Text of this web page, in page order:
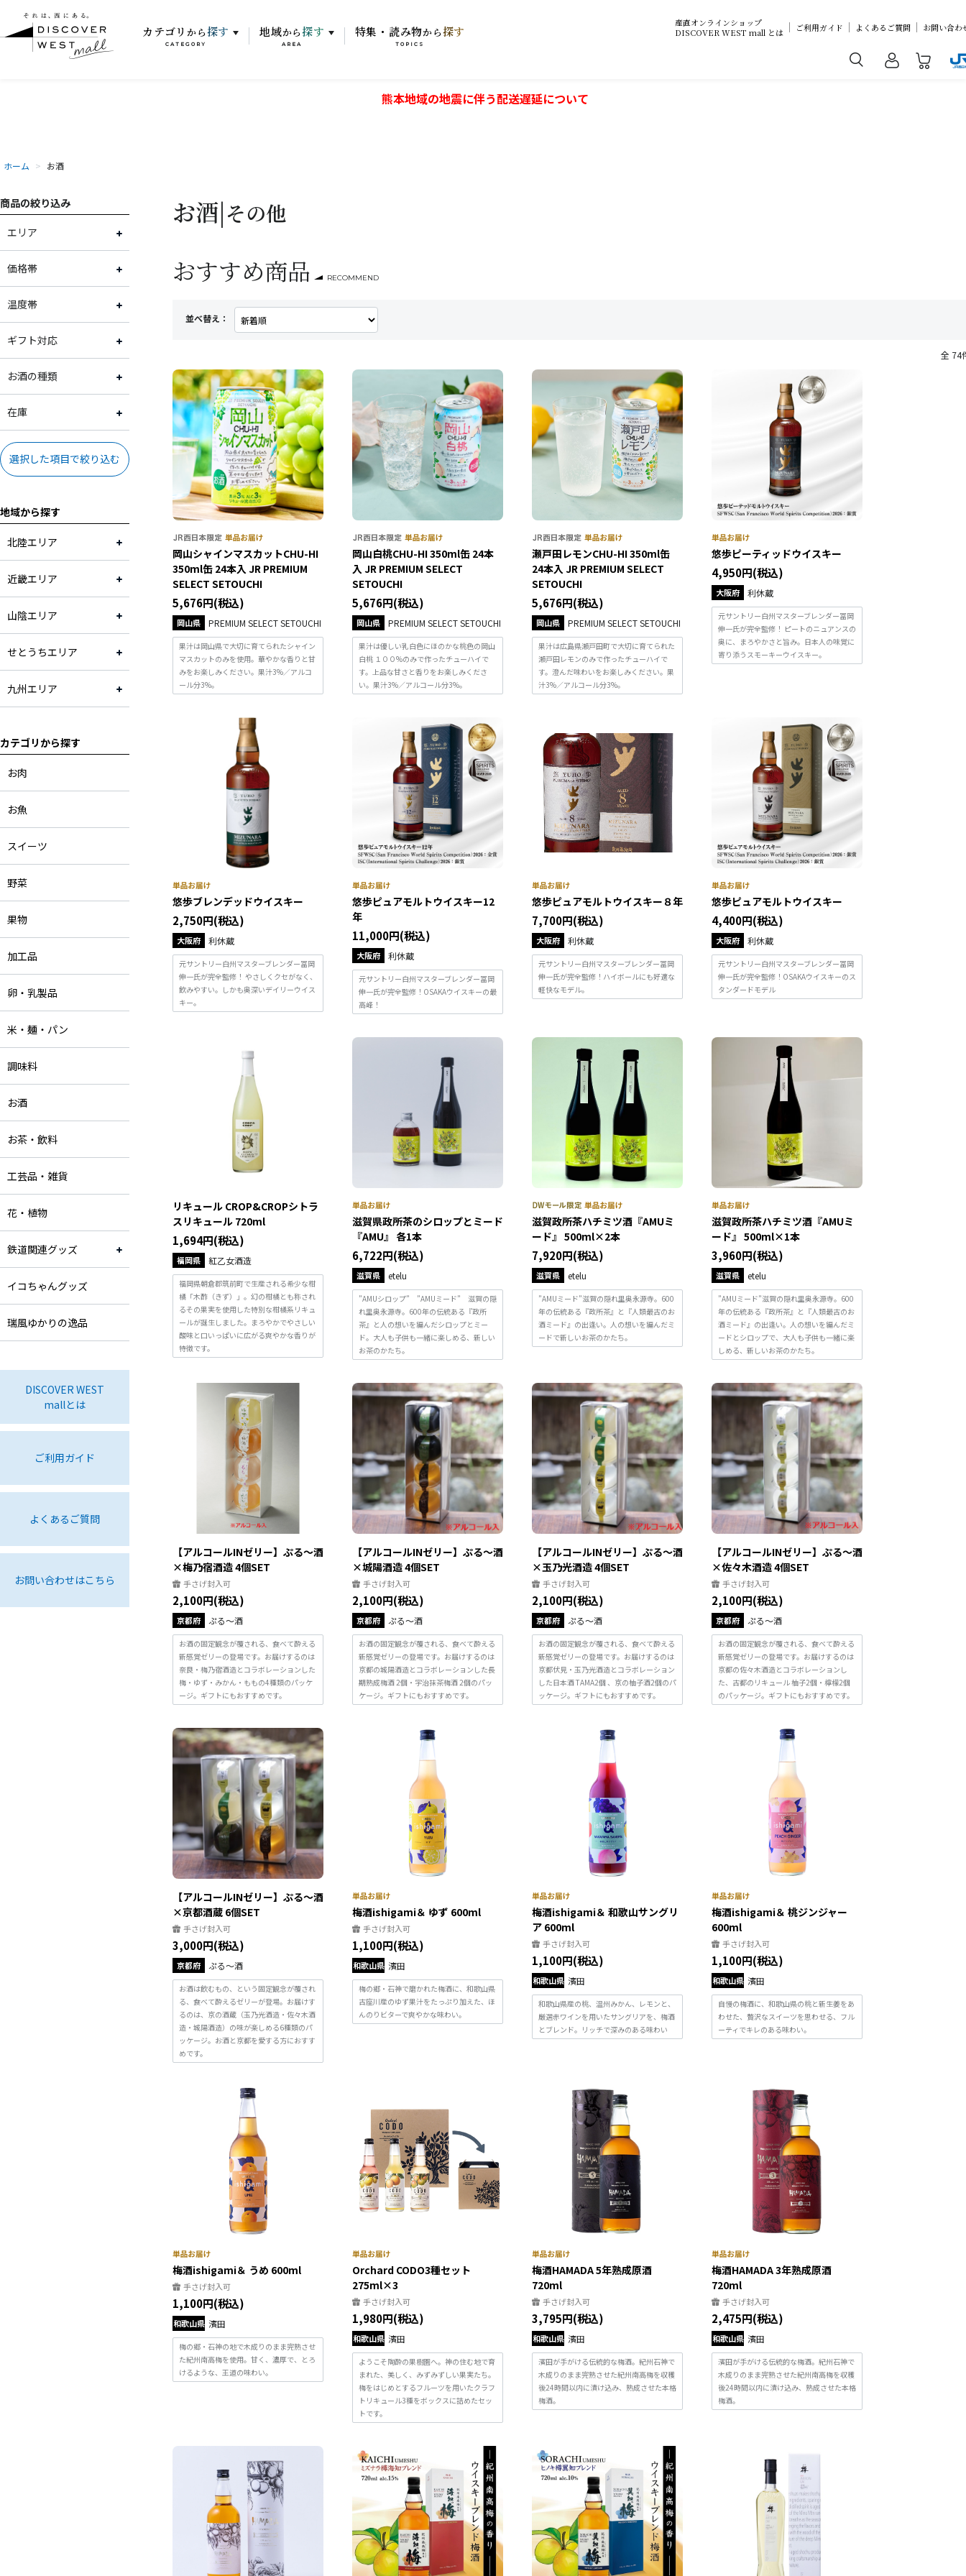
カテゴリ から 探す
CATEGORY
地域から 探す
AREA
特集・読み物から 探す
TOPICS
産直オンラインショップ
DISCOVER WEST mall とは
ご利用ガイド よくあるご質問 お問い合わ
熊本地域の地震に伴う配送遅延について
ホーム > お酒
商品の絞り込み
エリア
石川県
滋賀県
大阪府
和歌山県
鳥取県
岡山県
福岡県
価格帯
～2,000円
2,001円～3,000円
3,001円～4,000円
4,001円～5,000円
5,001円～10,000円
温度帯
常温
冷蔵
ギフト対応
ギフト対応可
ギフト対応不可
お酒の種類
日本酒
ビール
ワイン
在庫
在庫あり
選択した項目で絞り込む
地域から探す
北陸エリア
近畿エリア
山陰エリア
せとうちエリア
九州エリア
カテゴリから探す
お肉
お魚
スイーツ
野菜
果物
加工品
卵・乳製品
米・麺・パン
調味料
お酒
お茶・飲料
工芸品・雑貨
花・植物
鉄道関連グッズ
イコちゃんグッズ
瑞風ゆかりの逸品
DISCOVER WEST
mallとは
ご利用ガイド
よくあるご質問
お問い合わせはこちら
お酒|その他
おすすめ商品 RECOMMEND
並べ替え：
全 74
岡山シャインマスカットCHU-HI
350ml缶 24本入 JR PREMIUM
SELECT SETOUCHI
5,676円(税込)
岡山県 PREMIUM SELECT SETOUCHI
果汁は岡山県で大切に育てられたシャイン
マスカットのみを使用。華やかな香りと甘
みをお楽しみください。果汁3%／アルコ
ール分3%。
岡山白桃CHU-HI 350ml缶 24本
入 JR PREMIUM SELECT
SETOUCHI
5,676円(税込)
岡山県 PREMIUM SELECT SETOUCHI
果汁は優しい乳白色にほのかな桃色の岡山
白桃 １００%のみで作ったチューハイで
す。上品な甘さと香りをお楽しみくださ
い。果汁3%／アルコール分3%。
瀬戸田レモンCHU-HI 350ml缶
24本入 JR PREMIUM SELECT
SETOUCHI
5,676円(税込)
岡山県 PREMIUM SELECT SETOUCHI
果汁は広島県瀬戸田町で大切に育てられた
瀬戸田レモンのみで作ったチューハイで
す。澄んだ味わいをお楽しみください。果
汁3%／アルコール分3%。
悠歩ピーティッドウイスキー
4,950円(税込)
大阪府 利休蔵
元サントリー白州マスターブレンダー冨岡
伸一氏が完全監修！ ピートのニュアンスの
奥に、まろやかさと旨み。日本人の味覚に
寄り添うスモーキーウイスキー。
悠歩ブレンデッドウイスキー
2,750円(税込)
大阪府 利休蔵
元サントリー白州マスターブレンダー冨岡
伸一氏が完全監修！ やさしくクセがなく、
飲みやすい。しかも奥深いデイリーウイス
キー。
悠歩ピュアモルトウイスキー12
年
11,000円(税込)
大阪府 利休蔵
元サントリー白州マスターブレンダー冨岡
伸一氏が完全監修！OSAKAウイスキーの最
高峰！
悠歩ピュアモルトウイスキー８年
7,700円(税込)
大阪府 利休蔵
元サントリー白州マスターブレンダー冨岡
伸一氏が完全監修！ハイボールにも好適な
軽快なモデル。
悠歩ピュアモルトウイスキー
4,400円(税込)
大阪府 利休蔵
元サントリー白州マスターブレンダー冨岡
伸一氏が完全監修！OSAKAウイスキーのス
タンダードモデル
リキュール CROP&CROPシトラ
スリキュール 720ml
1,694円(税込)
福岡県 紅乙女酒造
福岡県朝倉郡筑前町で生産される希少な柑
橘「木酢（きず）」。幻の柑橘とも称され
るその果実を使用した特別な柑橘系リキュ
ールが誕生しました。まろやかでやさしい
酸味と口いっぱいに広がる爽やかな香りが
特徴です。
滋賀県政所茶のシロップとミード
『AMU』 各1本
6,722円(税込)
滋賀県 etelu
”AMUシロップ” ”AMUミード” 滋賀の隠
れ里奥永源寺。600年の伝統ある『政所
茶』と人の想いを編んだシロップとミー
ド。大人も子供も一緒に楽しめる、新しい
お茶のかたち。
滋賀政所茶ハチミツ酒『AMUミ
ード』 500ml×2本
7,920円(税込)
滋賀県 etelu
”AMUミード”滋賀の隠れ里奥永源寺。600
年の伝統ある『政所茶』と『人類最古のお
酒ミード』の出逢い。人の想いを編んだミ
ードで新しいお茶のかたち。
滋賀政所茶ハチミツ酒『AMUミ
ード』 500ml×1本
3,960円(税込)
滋賀県 etelu
”AMUミード”滋賀の隠れ里奥永源寺。600
年の伝統ある『政所茶』と『人類最古のお
酒ミード』の出逢い。人の想いを編んだミ
ードとシロップで、大人も子供も一緒に楽
しめる、新しいお茶のかたち。
【アルコールINゼリー】ぷる～酒
×梅乃宿酒造 4個SET
手さげ封入可
2,100円(税込)
京都府 ぷる～酒
お酒の固定観念が覆される、食べて酔える
新感覚ゼリーの登場です。お届けするのは
奈良・梅乃宿酒造とコラボレーションした
梅・ゆず・みかん・ももの4種類のパッケ
ージ。ギフトにもおすすめです。
【アルコールINゼリー】ぷる～酒
×城陽酒造 4個SET
手さげ封入可
2,100円(税込)
京都府 ぷる～酒
お酒の固定観念が覆される、食べて酔える
新感覚ゼリーの登場です。お届けするのは
京都の城陽酒造とコラボレーションした長
期熟成梅酒 2個・宇治抹茶梅酒 2個のパッ
ケージ。ギフトにもおすすめです。
【アルコールINゼリー】ぷる～酒
×玉乃光酒造 4個SET
手さげ封入可
2,100円(税込)
京都府 ぷる～酒
お酒の固定観念が覆される、食べて酔える
新感覚ゼリーの登場です。お届けするのは
京都伏見・玉乃光酒造とコラボレーション
した日本酒 TAMA2個 、京の柚子酒2個のパ
ッケージ。ギフトにもおすすめです。
【アルコールINゼリー】ぷる～酒
×佐々木酒造 4個SET
手さげ封入可
2,100円(税込)
京都府 ぷる～酒
お酒の固定観念が覆される、食べて酔える
新感覚ゼリーの登場です。お届けするのは
京都の佐々木酒造とコラボレーションし
た、古都のリキュール 柚子2個・檸檬2個
のパッケージ。ギフトにもおすすめです。
【アルコールINゼリー】ぷる～酒
×京都酒蔵 6個SET
手さげ封入可
3,000円(税込)
京都府 ぷる～酒
お酒は飲むもの、という固定観念が覆され
る、食べて酔えるゼリーが登場。お届けす
るのは、京の酒蔵（玉乃光酒造・佐々木酒
造・城陽酒造）の味が楽しめる6種類のパ
ッケージ。お酒と京都を愛する方におすす
めです。
梅酒ishigami＆ ゆず 600ml
手さげ封入可
1,100円(税込)
和歌山県 濱田
梅の郷・石神で磨かれた梅酒に、和歌山県
古座川産のゆず果汁をたっぷり加えた、ほ
んのりビターで爽やかな味わい。
梅酒ishigami＆ 和歌山サングリ
ア 600ml
手さげ封入可
1,100円(税込)
和歌山県 濱田
和歌山県産の桃、温州みかん、レモンと、
厳選赤ワインを用いたサングリアを、梅酒
とブレンド。リッチで深みのある味わい
梅酒ishigami＆ 桃ジンジャー
600ml
手さげ封入可
1,100円(税込)
和歌山県 濱田
自慢の梅酒に、和歌山県の桃と新生姜をあ
わせた、贅沢なスイーツを思わせる、フル
ーティでキレのある味わい。
梅酒ishigami＆ うめ 600ml
手さげ封入可
1,100円(税込)
和歌山県 濱田
梅の郷・石神の地で木成りのまま完熟させ
た紀州南高梅を使用。甘く、濃厚で、とろ
けるような、王道の味わい。
Orchard CODO3種セット
275ml×3
手さげ封入可
1,980円(税込)
和歌山県 濱田
ようこそ陶酔の果樹園へ。神の住む地で育
まれた、美しく、みずみずしい果実たち。
梅をはじめとするフルーツを用いたクラフ
トリキュール3種をボックスに詰めたセッ
トです。
梅酒HAMADA 5年熟成原酒
720ml
手さげ封入可
3,795円(税込)
和歌山県 濱田
濱田が手がける伝統的な梅酒。紀州石神で
木成りのまま完熟させた紀州南高梅を収穫
後24時間以内に漬け込み、熟成させた本格
梅酒。
梅酒HAMADA 3年熟成原酒
720ml
手さげ封入可
2,475円(税込)
和歌山県 濱田
濱田が手がける伝統的な梅酒。紀州石神で
木成りのまま完熟させた紀州南高梅を収穫
後24時間以内に漬け込み、熟成させた本格
梅酒。